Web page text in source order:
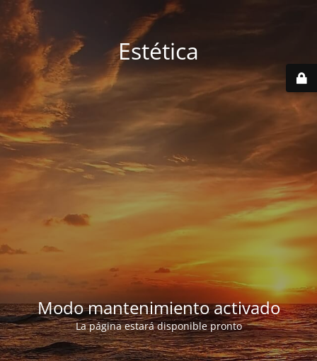
Estética
Modo mantenimiento activado
La página estará disponible pronto